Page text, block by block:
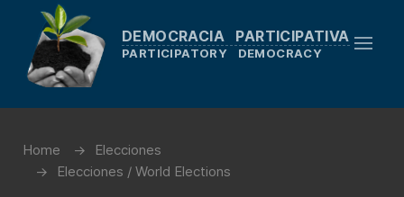
DEMOCRACIA PARTICIPATIVA
PARTICIPATORY DEMOCRACY
Home
Elecciones
Elecciones / World Elections